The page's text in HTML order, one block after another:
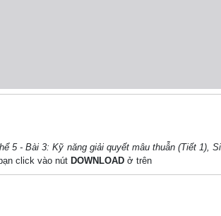
5 - Bài 3: Kỹ năng giải quyết mâu thuẫn (Tiết 1),
click vào nút DOWNLOAD ở trên